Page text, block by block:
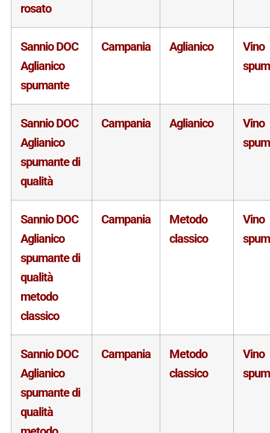
rosato
Sannio DOC
Aglianico
spumante
Campania Aglianico
Vino
Sannio DOC
Aglianico
spumante di
qualità
Campania Aglianico
Vino
Sannio DOC
Aglianico
spumante di
qualità
metodo
classico
Campania
Metodo
classico
Vino
Sannio DOC
Aglianico
spumante di
qualità
Campania
Metodo
classico
Vino